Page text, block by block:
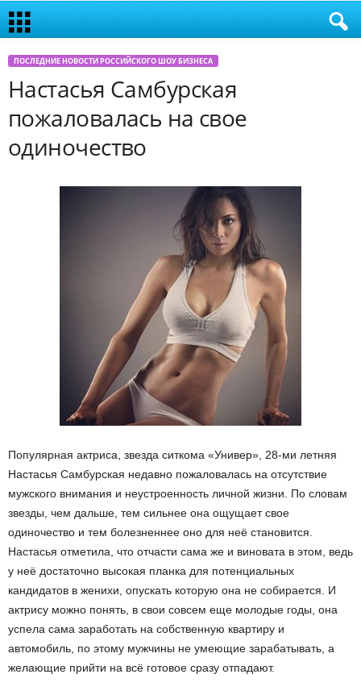
ПОСЛЕДНИЕ НОВОСТИ РОССИЙСКОГО ШОУ БИЗНЕСА
Настасья Самбурская
пожаловалась на свое
одиночество
Популярная актриса, звезда ситкома «Универ», 28-ми летняя
Настасья Самбурская недавно пожаловалась на отсутствие
мужского внимания и неустроенность личной жизни. По словам
звезды, чем дальше, тем сильнее она ощущает свое
одиночество и тем болезненнее оно для неё становится.
Настасья отметила, что отчасти сама же и виновата в этом, ведь
у неё достаточно высокая планка для потенциальных
кандидатов в женихи, опускать которую она не собирается. И
актрису можно понять, в свои совсем еще молодые годы, она
успела сама заработать на собственную квартиру и
автомобиль, по этому мужчины не умеющие зарабатывать, а
желающие прийти на всё готовое сразу отпадают.